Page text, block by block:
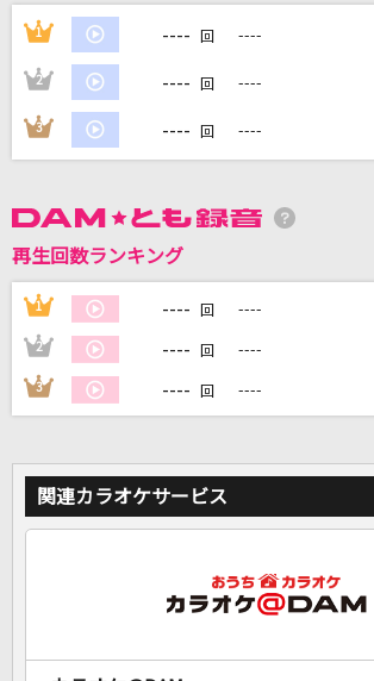
カラオケ最新情報をチェック！
1 ---- 回 ----
2 ---- 回 ----
3 ---- 回 ----
再生回数ランキング
1 ---- 回 ----
2 ---- 回 ----
3 ---- 回 ----
関連カラオケサービス